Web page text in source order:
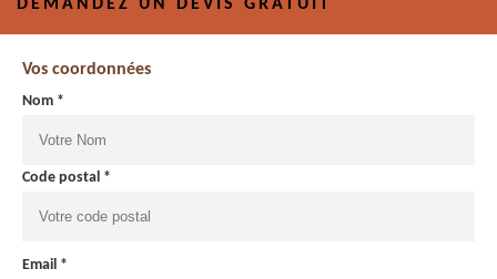
DEMANDEZ UN DEVIS GRATUIT
Vos coordonnées
Nom *
Code postal *
Email *